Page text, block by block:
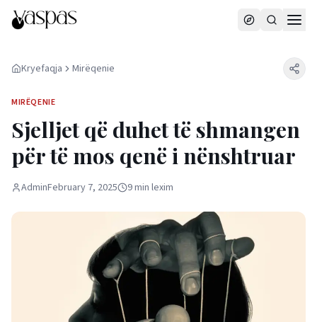
Kryefaqja Mirëqenie
MIRËQENIE
Sjelljet që duhet të shmangen
për të mos qenë i nënshtruar
AdminFebruary 7, 2025 9min lexim